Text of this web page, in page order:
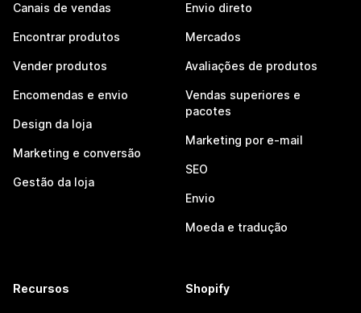
Canais de vendas
Encontrar produtos
Vender produtos
Encomendas e envio
Design da loja
Marketing e conversão
Gestão da loja
Envio direto
Mercados
Avaliações de produtos
Vendas superiores e
pacotes
Marketing por e-mail
SEO
Envio
Moeda e tradução
Recursos Shopify